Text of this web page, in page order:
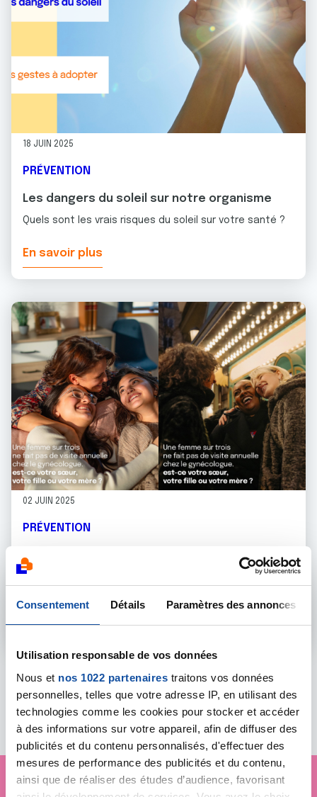
Consentement Détails Paramètres des annonces
Utilisation responsable de vos données
Nous et nos 1022 partenaires traitons vos données
personnelles, telles que votre adresse IP, en utilisant des
technologies comme les cookies pour stocker et accéder
à des informations sur votre appareil, afin de diffuser des
publicités et du contenu personnalisés, d'effectuer des
mesures de performance des publicités et du contenu,
ainsi que de réaliser des études d’audience, favorisant
18 JUIN 2025
PRÉVENTION
Les dangers du soleil sur notre organisme
Quels sont les vrais risques du soleil sur votre santé ?
En savoir plus
02 JUIN 2025
PRÉVENTION
Juin Vert - Promotion du dépistage du cancer
du col de l'utérus
En savoir plus
Toutes les actualités